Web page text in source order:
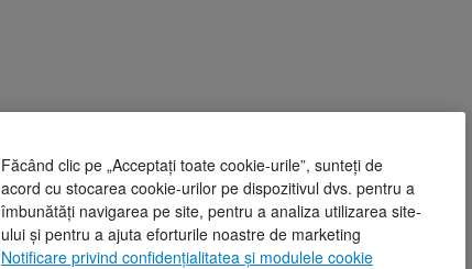
Făcând clic pe „Acceptați toate cookie-urile”, sunteți de
acord cu stocarea cookie-urilor pe dispozitivul dvs. pentru a
îmbunătăți navigarea pe site, pentru a analiza utilizarea site-
ului și pentru a ajuta eforturile noastre de marketing
Notificare privind confidențialitatea și modulele cookie